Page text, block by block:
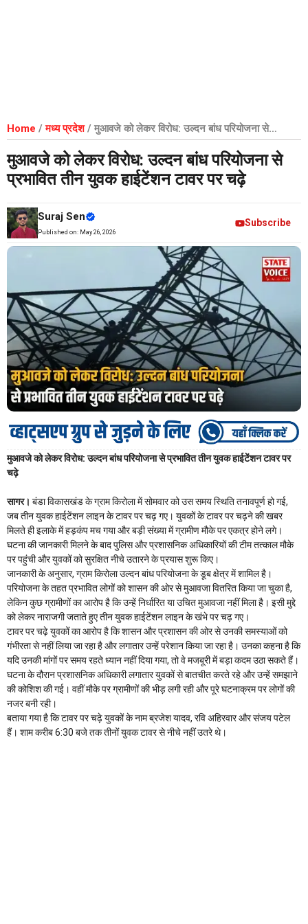
Home /मध्य प्रदेश/ मुआवजे को लेकर विरोध: उल्दन बांध परियोजना से
प्रभावित तीन युवक हाईटेंशन टावर पर चढ़े
मुआवजे को लेकर विरोध: उल्दन बांध परियोजना से
प्रभावित तीन युवक हाईटेंशन टावर पर चढ़े
Suraj Sen
Published on: May 26, 2026
Subscribe
मुआवजे को लेकर विरोध: उल्दन बांध परियोजना से प्रभावित तीन युवक हाईटेंशन टावर पर
चढ़े
सागर। बंडा विकासखंड के ग्राम किरोला में सोमवार को उस समय स्थिति तनावपूर्ण हो गई,
जब तीन युवक हाईटेंशन लाइन के टावर पर चढ़ गए। युवकों के टावर पर चढ़ने की खबर
मिलते ही इलाके में हड़कंप मच गया और बड़ी संख्या में ग्रामीण मौके पर एकत्र होने लगे।
घटना की जानकारी मिलने के बाद पुलिस और प्रशासनिक अधिकारियों की टीम तत्काल मौके
पर पहुंची और युवकों को सुरक्षित नीचे उतारने के प्रयास शुरू किए।
जानकारी के अनुसार, ग्राम किरोला उल्दन बांध परियोजना के डूब क्षेत्र में शामिल है।
परियोजना के तहत प्रभावित लोगों को शासन की ओर से मुआवजा वितरित किया जा चुका है,
लेकिन कुछ ग्रामीणों का आरोप है कि उन्हें निर्धारित या उचित मुआवजा नहीं मिला है। इसी मुद्दे
को लेकर नाराजगी जताते हुए तीन युवक हाईटेंशन लाइन के खंभे पर चढ़ गए।
टावर पर चढ़े युवकों का आरोप है कि शासन और प्रशासन की ओर से उनकी समस्याओं को
गंभीरता से नहीं लिया जा रहा है और लगातार उन्हें परेशान किया जा रहा है। उनका कहना है कि
यदि उनकी मांगों पर समय रहते ध्यान नहीं दिया गया, तो वे मजबूरी में बड़ा कदम उठा सकते हैं।
घटना के दौरान प्रशासनिक अधिकारी लगातार युवकों से बातचीत करते रहे और उन्हें समझाने
की कोशिश की गई। वहीं मौके पर ग्रामीणों की भीड़ लगी रही और पूरे घटनाक्रम पर लोगों की
नजर बनी रही।
बताया गया है कि टावर पर चढ़े युवकों के नाम ब्रजेश यादव, रवि अहिरवार और संजय पटेल
हैं। शाम करीब 6:30 बजे तक तीनों युवक टावर से नीचे नहीं उतरे थे।